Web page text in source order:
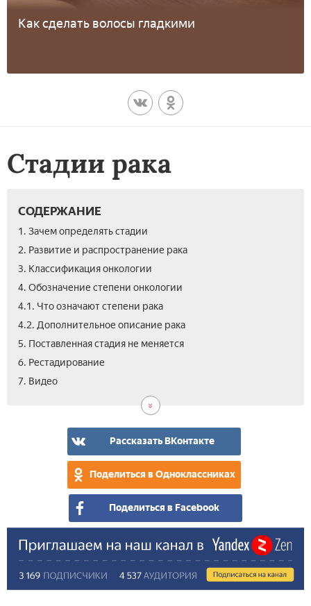
Как сделать волосы гладкими
Стадии рака
СОДЕРЖАНИЕ
1. Зачем определять стадии
2. Развитие и распространение рака
3. Классификация онкологии
4. Обозначение степени онкологии
4.1. Что означают степени рака
4.2. Дополнительное описание рака
5. Поставленная стадия не меняется
6. Рестадирование
7. Видео
Рассказать ВКонтакте
Поделиться в Одноклассниках
Поделиться в Facebook